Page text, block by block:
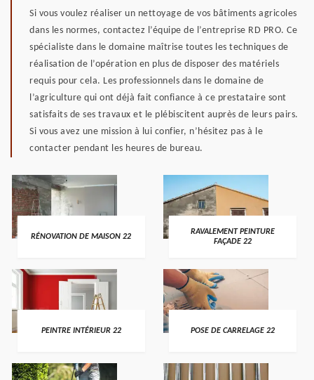
Si vous voulez réaliser un nettoyage de vos bâtiments agricoles
dans les normes, contactez l’équipe de l’entreprise RD PRO. Ce
spécialiste dans le domaine maîtrise toutes les techniques de
réalisation de l’opération en plus de disposer des matériels
requis pour cela. Les professionnels dans le domaine de
l’agriculture qui ont déjà fait confiance à ce prestataire sont
satisfaits de ses travaux et le plébiscitent auprès de leurs pairs.
Si vous avez une mission à lui confier, n’hésitez pas à le
contacter pendant les heures de bureau.
RÉNOVATION DE MAISON 22
RAVALEMENT PEINTURE
FAÇADE 22
PEINTRE INTÉRIEUR 22 POSE DE CARRELAGE 22